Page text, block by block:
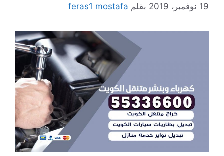
19 نوفمبر، 2019 بقلم feras1 mostafa